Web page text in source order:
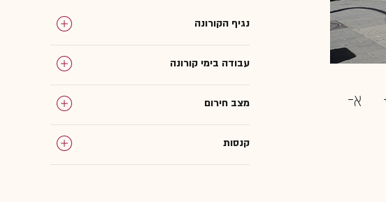
נגיף הקורונה
עבודה בימי קורונה
מצב חירום
קנסות